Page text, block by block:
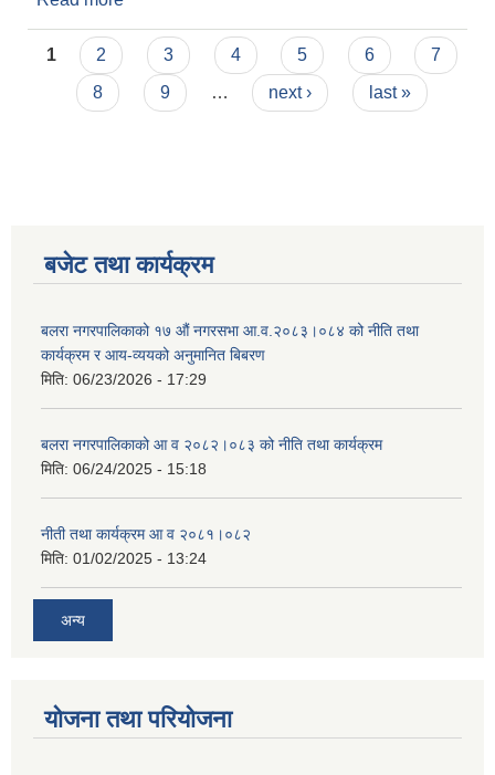
Pages
1 2 3 4 5 6
7
8
9 … next › last »
बजेट तथा कार्यक्रम
बलरा नगरपालिकाको १७ औं नगरसभा आ.व.२०८३।०८४ को नीति तथा
कार्यक्रम र आय-व्ययको अनुमानित बिबरण
मिति: 06/23/2026 - 17:29
बलरा नगरपालिकाको आ व २०८२।०८३ को नीति तथा कार्यक्रम
मिति: 06/24/2025 - 15:18
नीती तथा कार्यक्रम आ व २०८१।०८२
मिति: 01/02/2025 - 13:24
अन्य
योजना तथा परियोजना